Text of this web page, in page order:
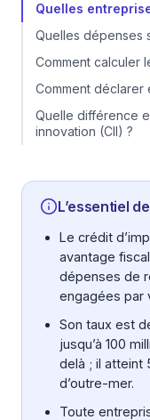
Quelles
Quelles dépenses
Comment calculer
Comment déclarer
Quelle différence
innovation (CII) ?
L’essentiel
Le crédit
avantage
dépenses de
engagées par
Son taux est
jusqu’à 100
delà ; il atteint
d’outre-mer.
Toute